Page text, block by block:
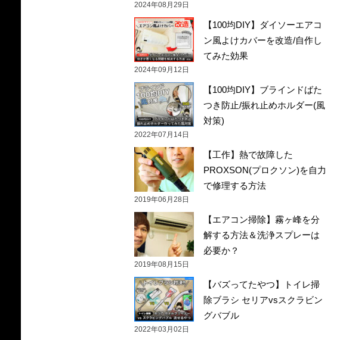
2024年08月29日
【100均DIY】ダイソーエアコ
ン風よけカバーを改造/自作し
てみた効果
2024年09月12日
【100均DIY】ブラインドばた
つき防止/振れ止めホルダー(風
対策)
2022年07月14日
【工作】熱で故障した
PROXSON(プロクソン)を自力
で修理する方法
2019年06月28日
【エアコン掃除】霧ヶ峰を分
解する方法＆洗浄スプレーは
必要か？
2019年08月15日
【バズってたやつ】トイレ掃
除ブラシ セリアvsスクラビン
グバブル
2022年03月02日